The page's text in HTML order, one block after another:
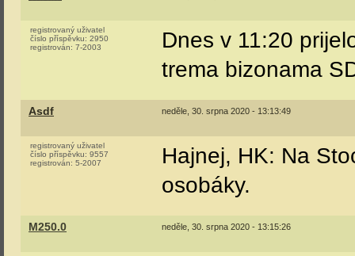
registrovaný uživatel
číslo příspěvku: 2950
registrován: 7-2003
Dnes v 11:20
trema bizonama
Asdf neděle, 30. srpna 2020 - 13:13:49
registrovaný uživatel
číslo příspěvku: 9557
registrován: 5-2007
Hajnej, HK: Na
osobáky.
M250.0 neděle, 30. srpna 2020 - 13:15:26